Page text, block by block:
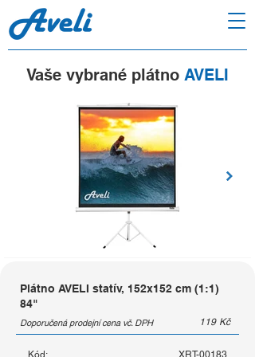
Vaše vybrané plátno AVELI
Plátno AVELI statív, 152x152 cm (1:1)
84"
Doporučená prodejní cena vč. DPH 119 Kč
Kód: XRT-00183